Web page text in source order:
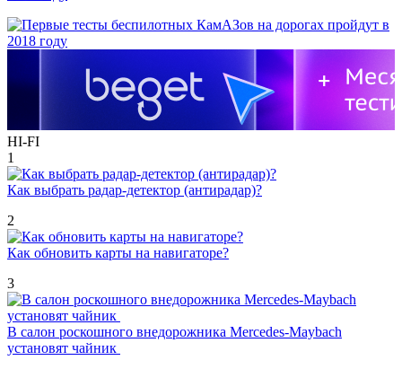
HI-FI
1
Как выбрать радар-детектор (антирадар)?
2
Как обновить карты на навигаторе?
3
В салон роскошного внедорожника Mercedes-Maybach
установят чайник